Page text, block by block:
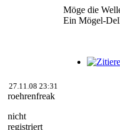
Möge die
Ein Mögel-
27.11.08 23:31
roehrenfreak
nicht
registriert